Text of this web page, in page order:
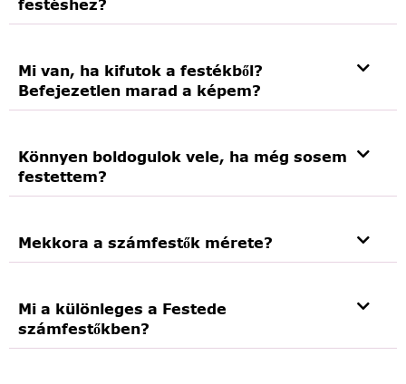
festéshez?
Mi van, ha kifutok a festékből?
Befejezetlen marad a képem?
Könnyen boldogulok vele, ha még sosem
festettem?
Mekkora a számfestők mérete?
Mi a különleges a Festede
számfestőkben?